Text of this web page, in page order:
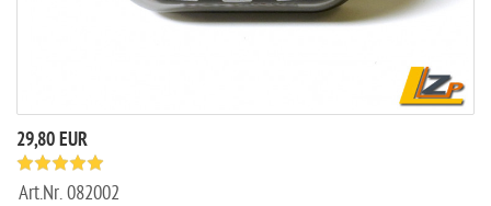
29,80 EUR
Art.Nr.082002